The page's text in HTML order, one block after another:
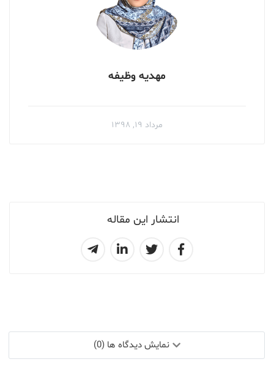
انتشار این مقاله
مهدیه وظیفه
مرداد ۱۹, ۱۳۹۸
نمایش دیدگاه ها (0)